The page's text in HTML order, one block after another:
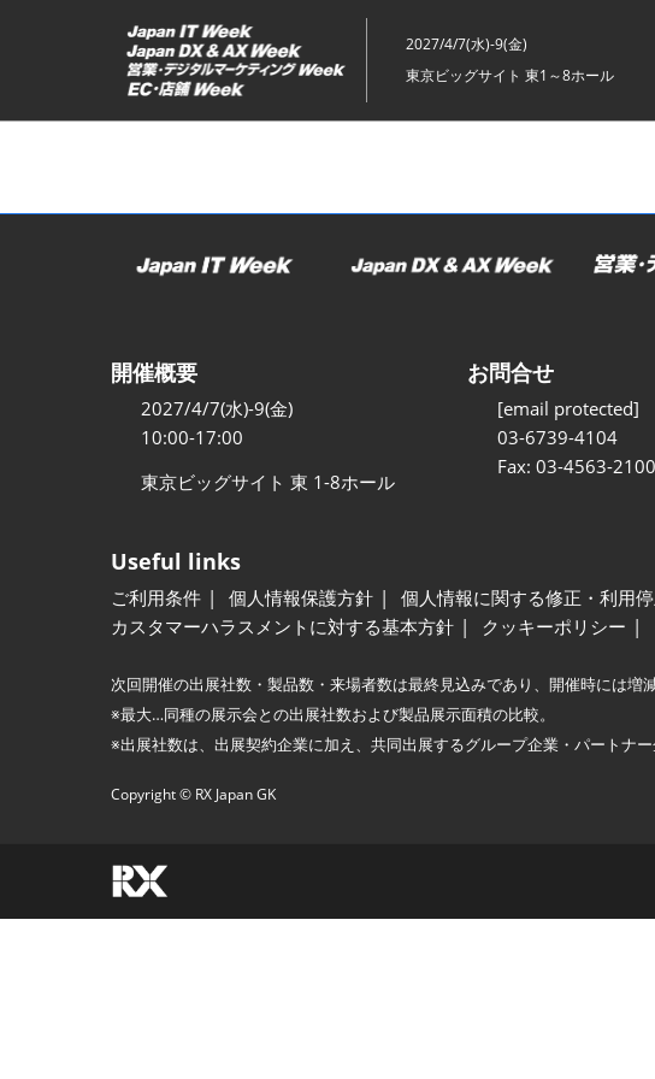
ッ
2027/4/7(水)-9(金)
東京ビッグサイト 東1～8ホール
開催概要
2027/4/7(水)-9(金)
10:00-17:00
東京ビッグサイト 東 1-8ホール
お問合せ
[email protected]
03-6739-4104
Fax: 03-4563-2100
Useful links
ご利用条件 個人情報保護方針 個人情報に関する修正・利用
カスタマーハラスメントに対する基本方針
クッキーポリシー
次回開催の出展社数・製品数・来場者数は最終見込みであり、開催時には増
※最大…同種の展示会との出展社数および製品展示面積の比較。
※出展社数は、出展契約企業に加え、共同出展するグループ企業・パートナー
Copyright © RX Japan GK